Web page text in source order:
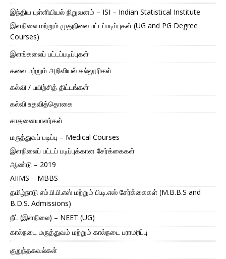
இந்திய புள்ளியியல் நிறுவனம் – ISI – Indian Statistical Institute
இளநிலை மற்றும் முதுநிலை பட்டப்படிப்புகள் (UG and PG Degree
Courses)
இளங்கலைப் பட்டப்படிப்புகள்
கலை மற்றும் அறிவியல் கல்லூரிகள்
கல்வி / பயிற்சித் திட்டங்கள்
கல்வி உதவித்தொகை
சாதனையாளர்கள்
மருத்துவப் படிப்பு – Medical Courses
இளநிலைப் பட்டப் படிப்புக்கான சேர்க்கைகள்
ஆண்டு – 2019
AIIMS – MBBS
தமிழ்நாடு எம்.பி.பி.எஸ் மற்றும் பி.டி.எஸ் சேர்க்கைகள் (M.B.B.S and
B.D.S. Admissions)
நீட் (இளநிலை) – NEET (UG)
கால்நடை மருத்துவம் மற்றும் கால்நடை பராமரிப்பு
குறுந்தகவல்கள்